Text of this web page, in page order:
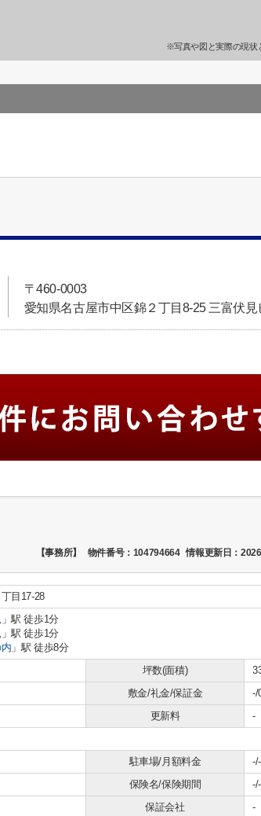
※写真や図と実際の現状
〒460-0003
愛知県名古屋市中区錦２丁目8-25 三富伏見
【事務所】 物件番号：104794664 情報更新日：
丁目17-28
」駅 徒歩1分
」駅 徒歩1分
」駅 徒歩8分
坪数(面積)
敷金/礼金/保証金
-/
更新料
-
駐車場/月額料金
-/-
保険名/保険期間
-/-
保証会社
-